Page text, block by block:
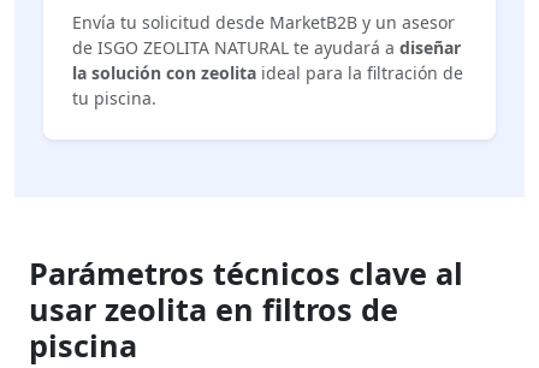
Envía tu solicitud desde MarketB2B y un asesor
de ISGO ZEOLITA NATURAL te ayudará a diseñar
la solución con zeolita ideal para la filtración de
tu piscina.
Parámetros técnicos clave al
usar zeolita en filtros de
piscina